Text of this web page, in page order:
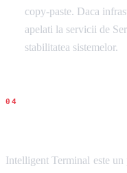
copy-paste. Daca
apelati la servicii de
stabilitatea sistemelor.
Intelligent Terminal este un